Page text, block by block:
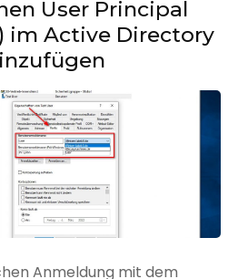
User Principal
im Active Directory
Anmeldung mit dem